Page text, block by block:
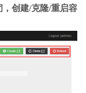
创建/克隆/重启容